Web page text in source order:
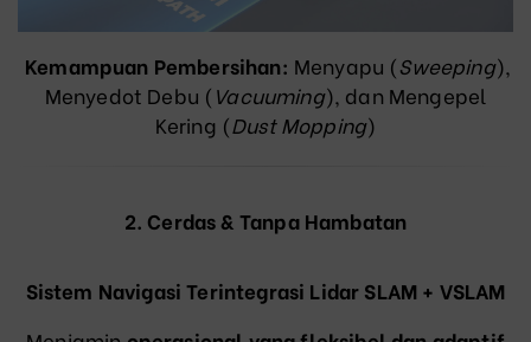
Kemampuan Pembersihan: Menyapu (Sweeping),
Menyedot Debu ( Vacuuming), dan Mengepel
Kering (Dust Mopping)
2. Cerdas & Tanpa Hambatan
Sistem Navigasi Terintegrasi Lidar SLAM + VSLAM